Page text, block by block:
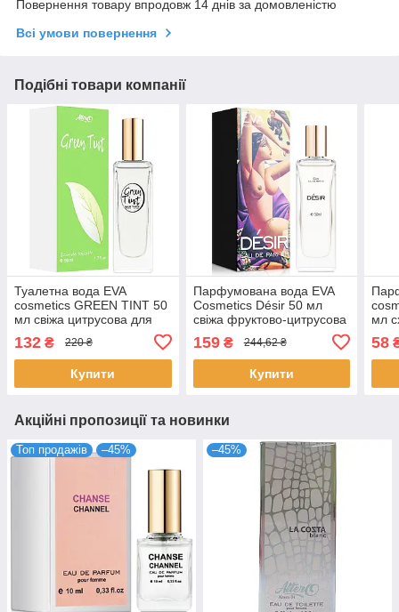
Повернення товару впродовж 14 днів за домовленістю
Всі умови повернення
Подібні товари компанії
Туалетна вода EVA
cosmetics GREEN TINT 50
мл свіжа цитрусова для
132 ₴ 220 ₴
Купити
Парфумована вода EVA
Cosmetics Désir 50 мл
свіжа фруктово-цитрусова
Косметікс
159₴ 244,62 ₴
Купити
мл
58
Акційні пропозиції та новинки
Топ продажів –45% –45%